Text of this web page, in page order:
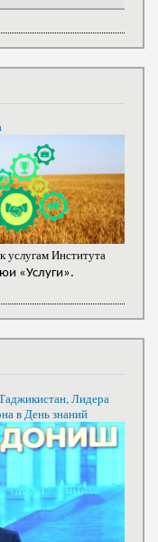
услугам Института
«Услуги».
Лидера
в День знаний